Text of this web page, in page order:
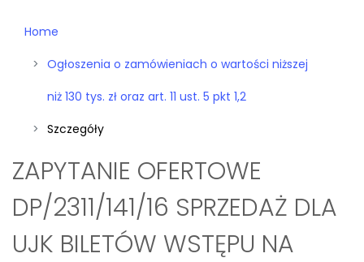
Home
Ogłoszenia o zamówieniach o wartości niższej
niż 130 tys. zł oraz art. 11 ust. 5 pkt 1,2
Szczegóły
ZAPYTANIE OFERTOWE
DP/2311/141/16 SPRZEDAŻ DLA
UJK BILETÓW WSTĘPU NA